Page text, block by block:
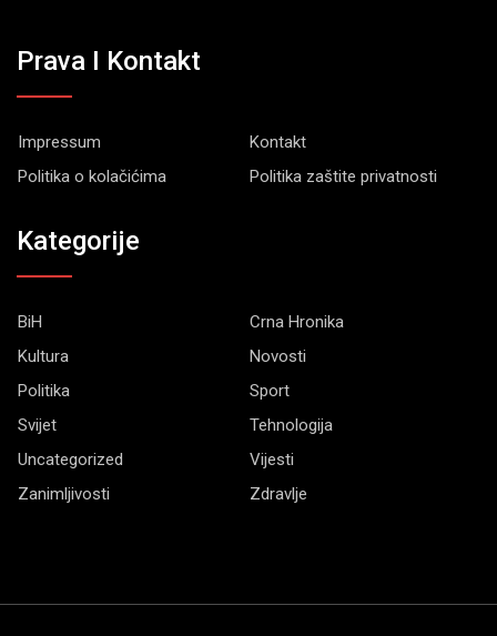
Prava I Kontakt
Impressum
Kontakt
Politika o kolačićima
Politika zaštite privatnosti
Kategorije
BiH
Crna Hronika
Kultura
Novosti
Politika
Sport
Svijet
Tehnologija
Uncategorized
Vijesti
Zanimljivosti
Zdravlje